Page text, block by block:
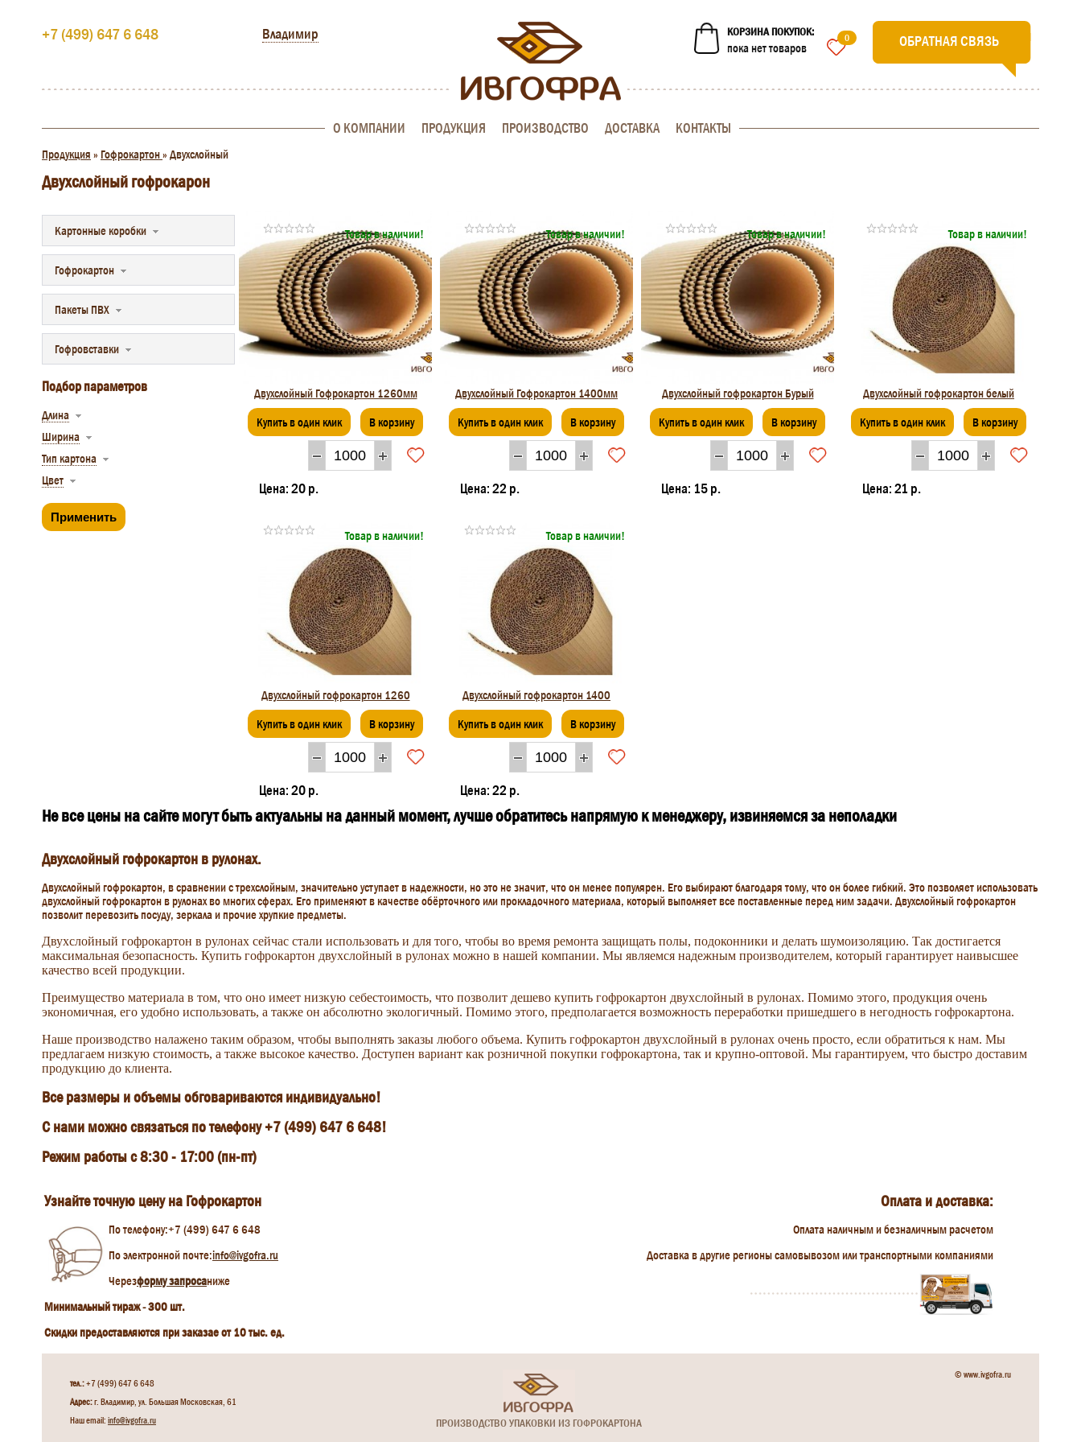
ОБРАТНАЯ СВЯЗЬ
+7 (499) 647 6 648 Владимир КОРЗИНА ПОКУПОК:
пока нет товаров
0
О КОМПАНИИ ПРОДУКЦИЯ ПРОИЗВОДСТВО ДОСТАВКА КОНТАКТЫ
Продукция » Гофрокартон» Двухслойный
Двухслойный гофрокарон
Картонные коробки
Гофрокартон
Пакеты ПВХ
Гофровставки
Подбор параметров
Длина
Ширина
Тип картона
Цвет
Товар в наличии!
Двухслойный Гофрокартон 1260мм
Купить в один клик В корзину
Цена: 20 р.
Товар в наличии!
Двухслойный Гофрокартон 1400мм
Купить в один клик В корзину
Цена: 22 р.
Товар в наличии!
Двухслойный гофрокартон Бурый
Купить в один клик В корзину
Цена: 15 р.
Товар в наличии!
Двухслойный гофрокартон белый
Купить в один клик В корзину
Цена: 21 р.
Товар в наличии!
Двухслойный гофрокартон 1260
Купить в один клик В корзину
Цена: 20 р.
Товар в наличии!
Двухслойный гофрокартон 1400
Купить в один клик В корзину
Цена: 22 р.
Не все цены на сайте могут быть актуальны на данный момент, лучше обратитесь напрямую к менеджеру, извиняемся за неполадки
Двухслойный гофрокартон в рулонах.
Двухслойный гофрокартон, в сравнении с трехслойным, значительно уступает в надежности, но это не значит, что он менее популярен. Его выбирают благодаря тому, что он более гибкий. Это позволяет использовать
двухслойный гофрокартон в рулонах во многих сферах. Его применяют в качестве обёрточного или прокладочного материала, который выполняет все поставленные перед ним задачи. Двухслойный гофрокартон
позволит перевозить посуду, зеркала и прочие хрупкие предметы.
Двухслойный гофрокартон в рулонах сейчас стали использовать и для того, чтобы во время ремонта защищать полы, подоконники и делать шумоизоляцию. Так достигается
максимальная безопасность. Купить гофрокартон двухслойный в рулонах можно в нашей компании. Мы являемся надежным производителем, который гарантирует наивысшее
качество всей продукции.
Преимущество материала в том, что оно имеет низкую себестоимость, что позволит дешево купить гофрокартон двухслойный в рулонах. Помимо этого, продукция очень
экономичная, его удобно использовать, а также он абсолютно экологичный. Помимо этого, предполагается возможность переработки пришедшего в негодность гофрокартона.
Наше производство налажено таким образом, чтобы выполнять заказы любого объема. Купить гофрокартон двухслойный в рулонах очень просто, если обратиться к нам. Мы
предлагаем низкую стоимость, а также высокое качество. Доступен вариант как розничной покупки гофрокартона, так и крупно-оптовой. Мы гарантируем, что быстро доставим
продукцию до клиента.
Все размеры и объемы обговариваются индивидуально!
С нами можно связаться по телефону +7 (499) 647 6 648!
Режим работы с 8:30 - 17:00 (пн-пт)
Узнайте точную цену на Гофрокартон
По телефону:+7 (499) 647 6 648
По электронной почте:info@ivgofra.ru
Черезформу запросаниже
Минимальный тираж - 300 шт.
Скидки предоставляются при заказае от 10 тыс. ед.
Оплата и доставка:
Оплата наличным и безналичным расчетом
Доставка в другие регионы самовывозом или транспортными компаниями
тел.:+7 (499) 647 6 648
Адрес:г. Владимир, ул. Большая Московская, 61
Наш email: info@ivgofra.ru ПРОИЗВОДСТВО УПАКОВКИ ИЗ ГОФРОКАРТОНА
© www.ivgofra.ru